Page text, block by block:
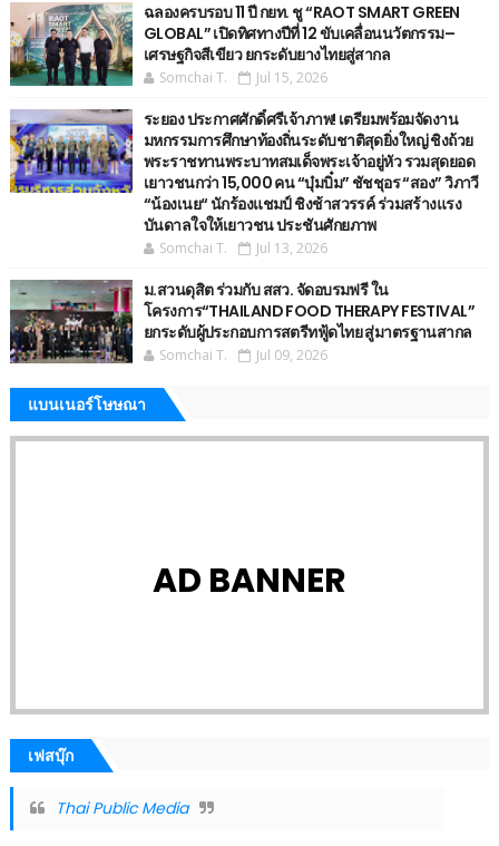
ฉลองครบรอบ 11 ปี กยท. ชู “RAOT SMART GREEN
GLOBAL” เปิดทิศทางปีที่ 12 ขับเคลื่อนนวัตกรรม–
เศรษฐกิจสีเขียว ยกระดับยางไทยสู่สากล
Somchai T. Jul 15, 2026
ระยอง ประกาศศักดิ์ศรีเจ้าภาพ! เตรียมพร้อมจัดงาน
มหกรรมการศึกษาท้องถิ่นระดับชาติสุดยิ่งใหญ่ ชิงถ้วย
พระราชทานพระบาทสมเด็จพระเจ้าอยู่หัว รวมสุดยอด
เยาวชนกว่า 15,000 คน “บุ๋มบิ๋ม” ชัชชุอร “สอง” วิภาวี
“น้องเนย“ นักร้องแชมป์ ชิงช้าสวรรค์ ร่วมสร้างแรง
บันดาลใจให้เยาวชน ประชันศักยภาพ
Somchai T. Jul 13, 2026
ม.สวนดุสิต ร่วมกับ สสว. จัดอบรมฟรี ใน
โครงการ“THAILAND FOOD THERAPY FESTIVAL”
ยกระดับผู้ประกอบการสตรีทฟู้ดไทย สู่มาตรฐานสากล
Somchai T. Jul 09, 2026
แบนเนอร์โษษณา
AD BANNER
เฟสบุ๊ก
Thai Public Media